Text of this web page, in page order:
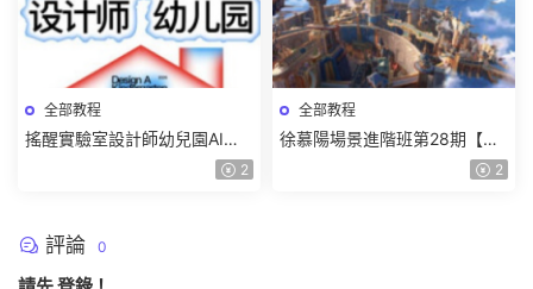
全部教程
搖醒實驗室設計師幼兒園AI軟
件基礎課2025【畫質不錯有素
2
全部教程
徐慕陽場景進階班第28期【畫
2
評論 0